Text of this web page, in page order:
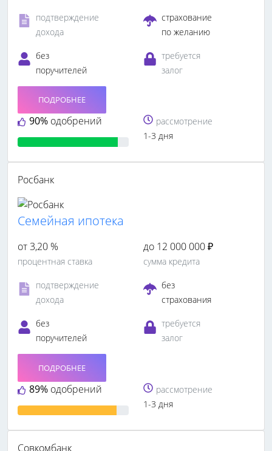
подтверждение
дохода
страхование
по желанию
без
поручителей
требуется
залог
90% одобрений
ПОДРОБНЕЕ
рассмотрение
1-3 дня
Росбанк
Семейная ипотека
от 3,20 %
процентная ставка
до 12 000 000 ₽
сумма кредита
подтверждение
дохода
без
страхования
без
поручителей
требуется
залог
89% одобрений
ПОДРОБНЕЕ
рассмотрение
1-3 дня
Совкомбанк